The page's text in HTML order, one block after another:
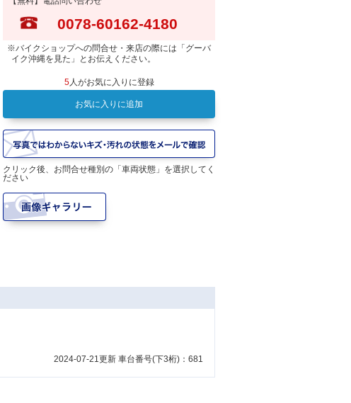
純正新品フロントフェンダー取り付けました。
0078-60162-4180
※バイクショップへの問合せ・来店の際には「グーバ
イク沖縄を見た」とお伝えください。
5人がお気に入りに登録
お気に入りに追加
クリック後、お問合せ種別の「車両状態」を選択してく
ださい
2024-07-21更新 車台番号(下3桁)：681